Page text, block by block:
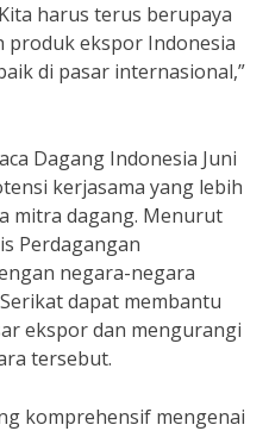
harus terus berupaya
produk ekspor Indonesia
di pasar internasional,”
Dagang Indonesia Juni
kerjasama yang lebih
mitra dagang. Menurut
Perdagangan
negara-negara
dapat membantu
ekspor dan mengurangi
tersebut.
komprehensif mengenai